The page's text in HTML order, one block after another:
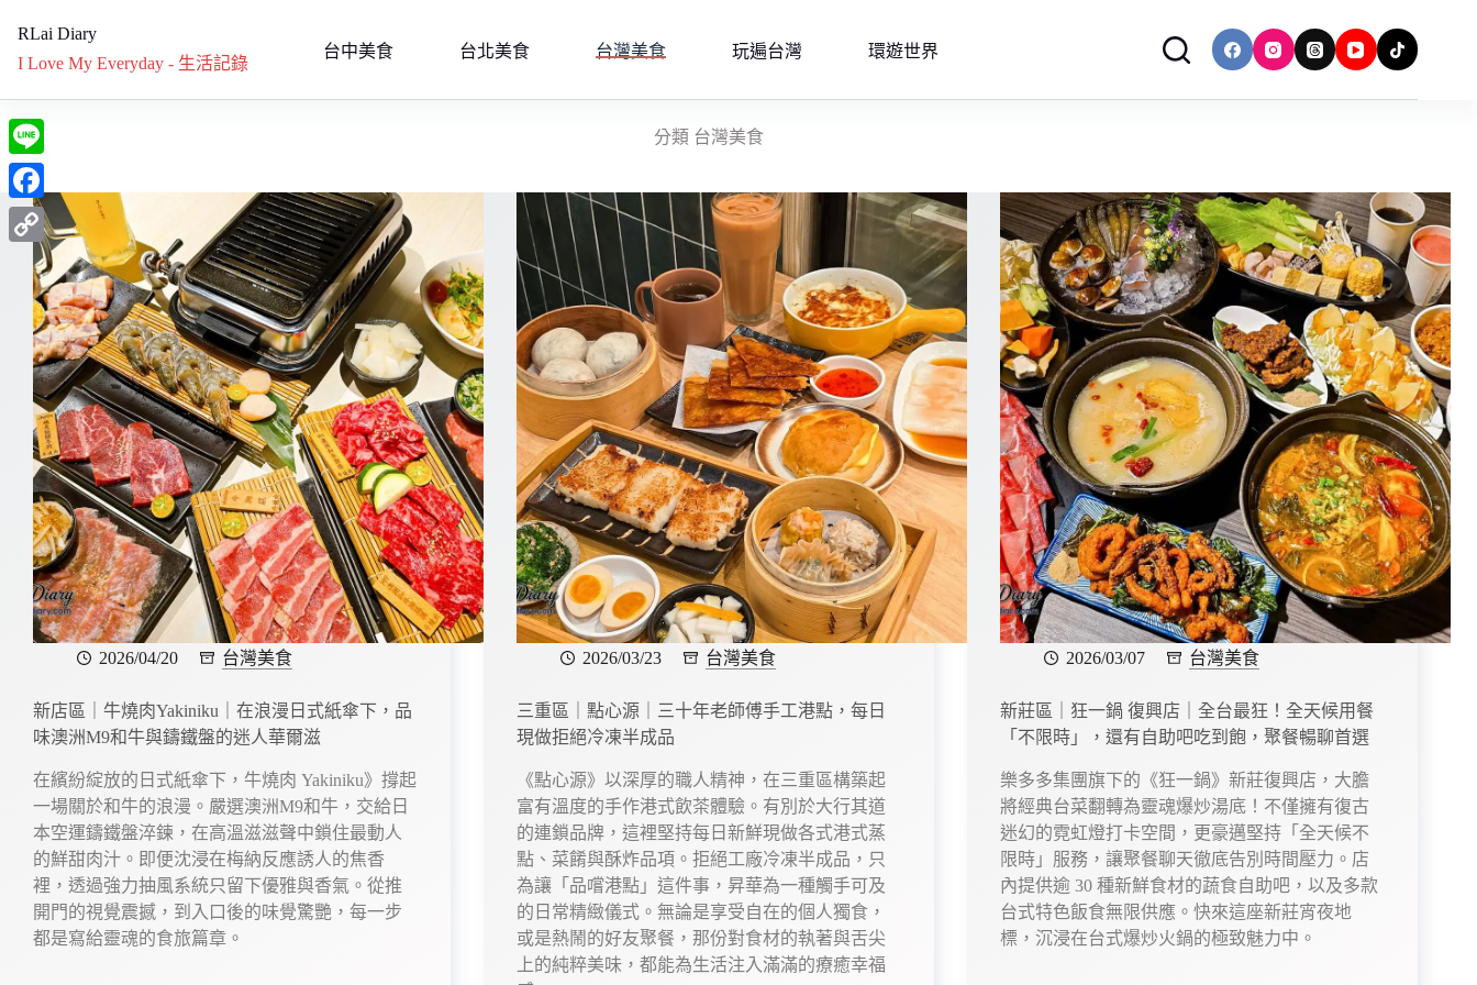
內
容
RLai Diary
I Love My Everyday - 生活記錄
台中美食 台北美食 台灣美食 玩遍台灣 環遊世界
分類 台灣美食
2026/04/20 台灣美食
新店區｜牛燒肉Yakiniku｜在浪漫日式紙傘下，品
味澳洲M9和牛與鑄鐵盤的迷人華爾滋
在繽紛綻放的日式紙傘下，牛燒肉 Yakiniku》撐起
一場關於和牛的浪漫。嚴選澳洲M9和牛，交給日
本空運鑄鐵盤淬鍊，在高溫滋滋聲中鎖住最動人
的鮮甜肉汁。即便沈浸在梅納反應誘人的焦香
裡，透過強力抽風系統只留下優雅與香氣。從推
開門的視覺震撼，到入口後的味覺驚艷，每一步
都是寫給靈魂的食旅篇章。
2026/03/23 台灣美食
三重區｜點心源｜三十年老師傅手工港點，每日
現做拒絕冷凍半成品
《點心源》以深厚的職人精神，在三重區構築起
富有溫度的手作港式飲茶體驗。有別於大行其道
的連鎖品牌，這裡堅持每日新鮮現做各式港式蒸
點、菜餚與酥炸品項。拒絕工廠冷凍半成品，只
為讓「品嚐港點」這件事，昇華為一種觸手可及
的日常精緻儀式。無論是享受自在的個人獨食，
或是熱鬧的好友聚餐，那份對食材的執著與舌尖
上的純粹美味，都能為生活注入滿滿的療癒幸福
2026/03/07 台灣美食
新莊區｜狂一鍋 復興店｜全台最狂！全天候用餐
「不限時」，還有自助吧吃到飽，聚餐暢聊首選
樂多多集團旗下的《狂一鍋》新莊復興店，大膽
將經典台菜翻轉為靈魂爆炒湯底！不僅擁有復古
迷幻的霓虹燈打卡空間，更豪邁堅持「全天候不
限時」服務，讓聚餐聊天徹底告別時間壓力。店
內提供逾 30 種新鮮食材的蔬食自助吧，以及多款
台式特色飯食無限供應。快來這座新莊宵夜地
標，沉浸在台式爆炒火鍋的極致魅力中。
L
i
n
F